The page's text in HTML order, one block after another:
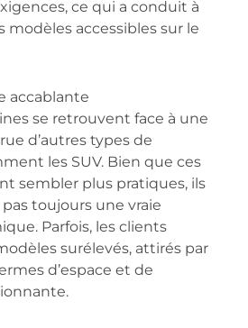
ce qui a conduit à
modèles accessibles sur le
accablante
se retrouvent face à une
d’autres types de
les SUV. Bien que ces
sembler plus pratiques, ils
toujours une vraie
Parfois, les clients
surélevés, attirés par
d’espace et de